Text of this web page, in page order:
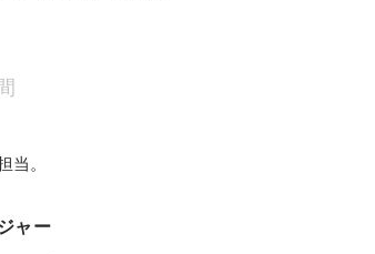
当。
ャー